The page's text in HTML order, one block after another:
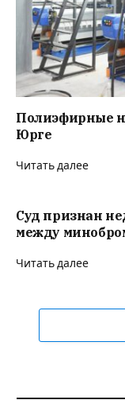
Полиэфирные
Юрге
Читать далее
Суд признан
между
Читать далее